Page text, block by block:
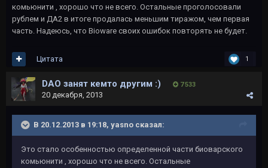
комьюнити , хорошо что не всего. Остальные проголосовали
рублем и ДА2 в итоге продалась меньшим тиражом, чем первая
часть. Надеюсь, что Bioware своих ошибок повторять не будет.
1
Цитата
DAO занят кемто другим :) 7 533
20 декабря, 2013
В 20.12.2013 в 19:18, yаsno сказал:
Это стало особенностью определенной части биоварского
комьюнити , хорошо что не всего. Остальные